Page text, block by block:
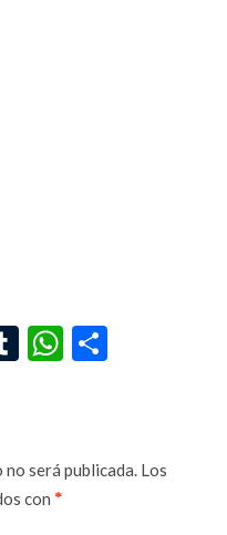
TumblrWhatsApp
será publicada. Los
con*